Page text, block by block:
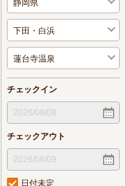
チェックイン
チェックアウト
日付未定